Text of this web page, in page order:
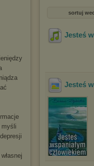
myśli
sortuj
Jesteś
Jesteś